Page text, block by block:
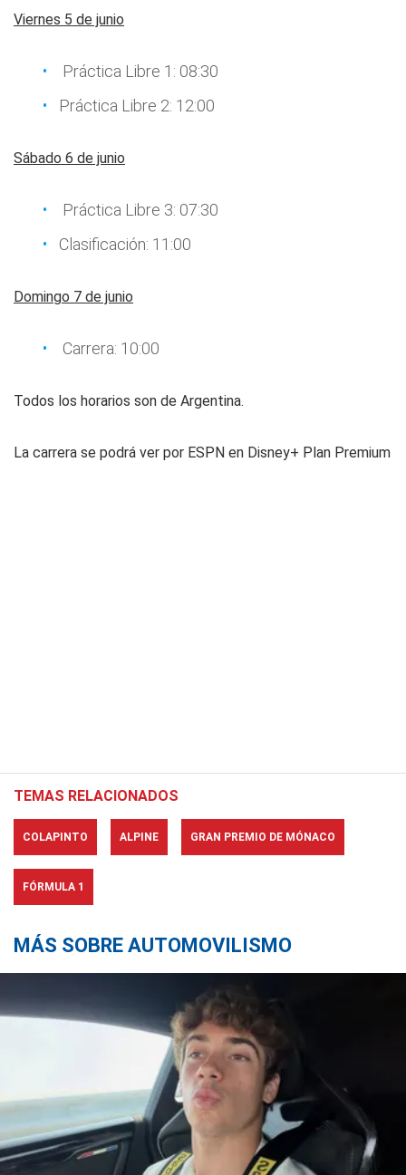
Viernes 5 de junio
Práctica Libre 1: 08:30
Práctica Libre 2: 12:00
Sábado 6 de junio
Práctica Libre 3: 07:30
Clasificación: 11:00
Domingo 7 de junio
Carrera: 10:00
Todos los horarios son de Argentina.
La carrera se podrá ver por ESPN en Disney+ Plan Premium
TEMAS RELACIONADOS
COLAPINTO ALPINE GRAN PREMIO DE MÓNACO
FÓRMULA 1
MÁS SOBRE AUTOMOVILISMO